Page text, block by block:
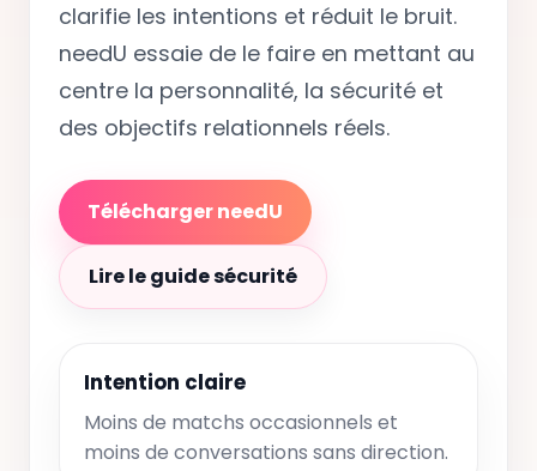
clarifie les intentions et réduit le bruit.
needU essaie de le faire en mettant au
centre la personnalité, la sécurité et
des objectifs relationnels réels.
Télécharger needU
Lire le guide sécurité
Intention claire
Moins de matchs occasionnels et
moins de conversations sans direction.